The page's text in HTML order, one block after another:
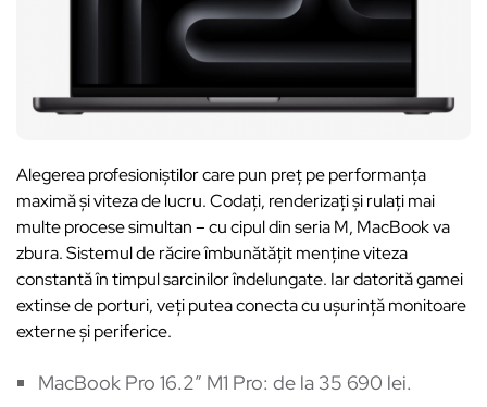
Alegerea profesioniștilor care pun preț pe performanța
maximă și viteza de lucru. Codați, renderizați și rulați mai
multe procese simultan – cu cipul din seria M, MacBook va
zbura. Sistemul de răcire îmbunătățit menține viteza
constantă în timpul sarcinilor îndelungate. Iar datorită gamei
extinse de porturi, veți putea conecta cu ușurință monitoare
externe și periferice.
MacBook Pro 16.2″ M1 Pro: de la 35 690 lei.